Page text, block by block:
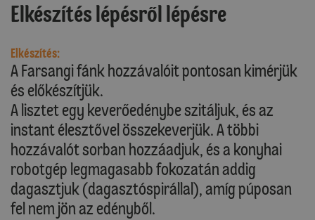
Elkészítés lépésről lépésre
Elkészítés:
A Farsangi fánk hozzávalóit pontosan kimérjük
és előkészítjük.
A lisztet egy keverőedénybe szitáljuk, és az
instant élesztővel összekeverjük. A többi
hozzávalót sorban hozzáadjuk, és a konyhai
robotgép legmagasabb fokozatán addig
dagasztjuk (dagasztóspirállal), amíg púposan
fel nem jön az edényből.